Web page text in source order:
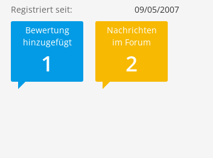
Registriert seit
09/05/2007
Bewertung
hinzugefügt
1
Nachrichten
im Forum
2